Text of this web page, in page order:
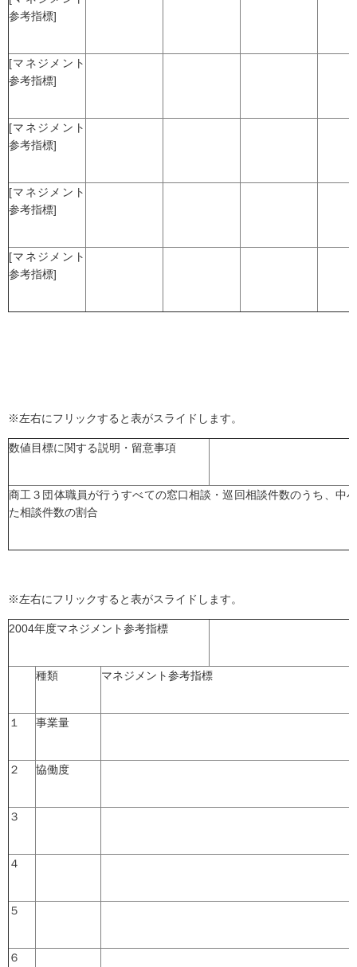
参考指標]
[マネジメント
参考指標]
[マネジメント
参考指標]
[マネジメント
参考指標]
[マネジメント
参考指標]
※左右にフリックすると表がスライドします。
数値目標に関する説明・留意事項
商工３団体職員が行うすべての窓口相談・巡回相談件数のうち、中
た相談件数の割合
※左右にフリックすると表がスライドします。
2004年度マネジメント参考指標
種類 マネジメント参考指標
１ 事業量
２ 協働度
３
４
５
６